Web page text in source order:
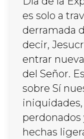
es solo a
derramada
decir,
entrar
del Señor.
sobre Sí
perdonados
hechas